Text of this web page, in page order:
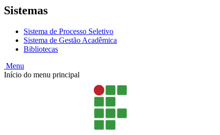
Sistemas
Sistema de Processo Seletivo
Sistema de Gestão Acadêmica
Bibliotecas
Menu
Início do menu principal